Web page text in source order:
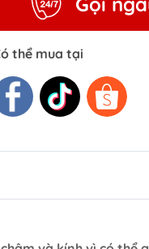
thể mua tại